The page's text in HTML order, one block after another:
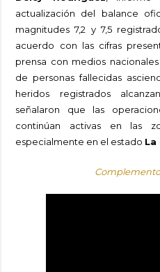
actualización del balance
magnitudes 7,2 y 7,5
acuerdo con las cifras
prensa con medios
de personas fallecidas
heridos registrados
señalaron que las
continúan activas en las
especialmente en el estado La